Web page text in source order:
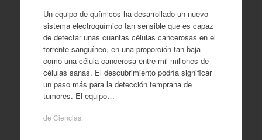
Un equipo de químicos ha desarrollado un nuevo
sistema electroquímico tan sensible que es capaz
de detectar unas cuantas células cancerosas en el
torrente sanguíneo, en una proporción tan baja
como una célula cancerosa entre mil millones de
células sanas. El descubrimiento podría significar
un paso más para la detección temprana de
tumores. El equipo…
de Ciencias.